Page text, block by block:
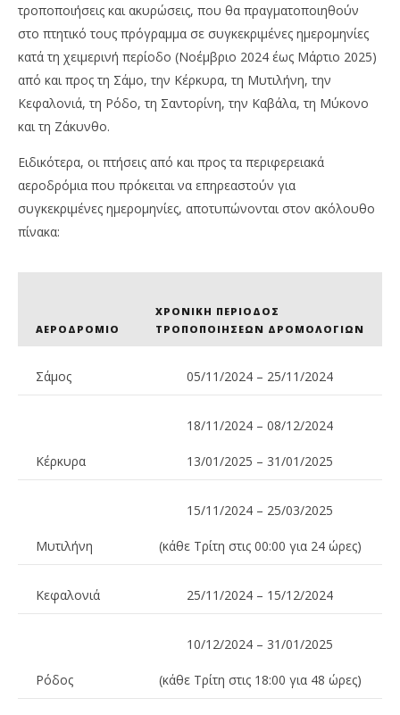
Aegean &Olympic Air: Αλλαγές δρομολογίων, λόγω
εργασιών αναβάθμισης στα αεροδρόμια
pressroom
τροποποιήσεις και ακυρώσεις, που θα πραγματοποιηθούν
στο πτητικό τους πρόγραμμα σε συγκεκριμένες ημερομηνίες
κατά τη χειμερινή περίοδο (Νοέμβριο 2024 έως Μάρτιο 2025)
από και προς τη Σάμο, την Κέρκυρα, τη Μυτιλήνη, την
Κεφαλονιά, τη Ρόδο, τη Σαντορίνη, την Καβάλα, τη Μύκονο
και τη Ζάκυνθο.
Ειδικότερα, οι πτήσεις από και προς τα περιφερειακά
αεροδρόμια που πρόκειται να επηρεαστούν για
συγκεκριμένες ημερομηνίες, αποτυπώνονται στον ακόλουθο
πίνακα:
ΑΕΡΟΔΡΌΜΙΟ
ΧΡΟΝΙΚΉ ΠΕΡΊΟΔΟΣ
ΤΡΟΠΟΠΟΙΉΣΕΩΝ ΔΡΟΜΟΛΟΓΊΩΝ
Σάμος 05/11/2024 – 25/11/2024
Κέρκυρα
18/11/2024 – 08/12/2024
13/01/2025 – 31/01/2025
Μυτιλήνη
15/11/2024 – 25/03/2025
(κάθε Τρίτη στις 00:00 για 24 ώρες)
Κεφαλονιά 25/11/2024 – 15/12/2024
Ρόδος
10/12/2024 – 31/01/2025
(κάθε Τρίτη στις 18:00 για 48 ώρες)